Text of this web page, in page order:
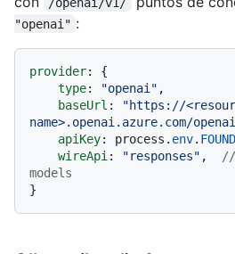
"openai" :
provider: {
type: "openai" ,
baseUrl :
"https://
name>.openai.azure.com/
apiKey: process. env.
wireApi : "responses" ,
//
models